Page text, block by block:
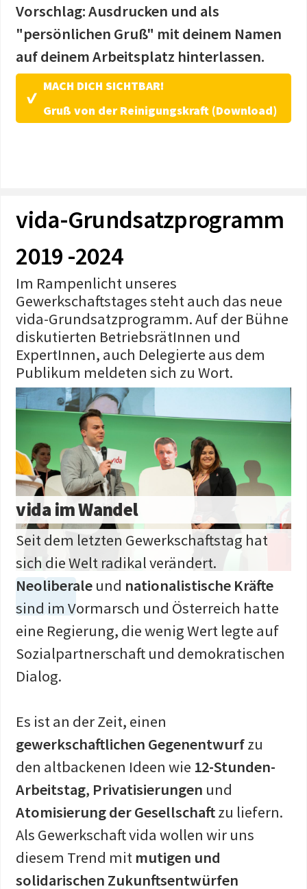
Vorschlag: Ausdrucken und als
"persönlichen Gruß" mit deinem Namen
auf deinem Arbeitsplatz hinterlassen.
MACH DICH SICHTBAR!
Gruß von der Reinigungskraft (Download)
vida-Grundsatzprogramm
2019 -2024
Im Rampenlicht unseres
Gewerkschaftstages steht auch das neue
vida-Grundsatzprogramm. Auf der Bühne
diskutierten BetriebsrätInnen und
ExpertInnen, auch Delegierte aus dem
Publikum meldeten sich zu Wort.
vida im Wandel
Seit dem letzten Gewerkschaftstag hat
sich die Welt radikal verändert.
Neoliberale und nationalistische Kräfte
sind im Vormarsch und Österreich hatte
eine Regierung, die wenig Wert legte auf
Sozialpartnerschaft und demokratischen
Dialog.
Es ist an der Zeit, einen
gewerkschaftlichen Gegenentwurfzu
den altbackenen Ideen wie 12-Stunden-
Arbeitstag, Privatisierungen und
Atomisierung der Gesellschaftzu liefern.
Als Gewerkschaft vida wollen wir uns
diesem Trend mit mutigen und
solidarischen Zukunftsentwürfen